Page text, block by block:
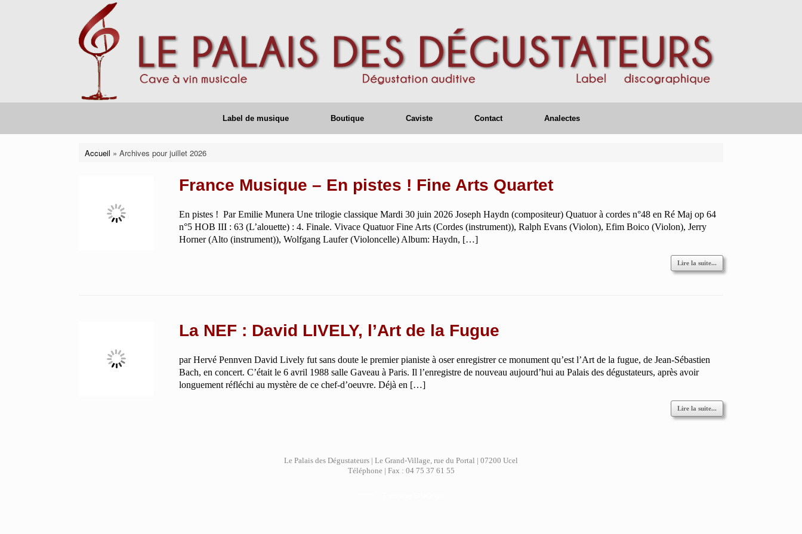
Label de musique Boutique Caviste Contact Analectes
Accueil » Archives pour juillet 2026
France Musique – En pistes ! Fine Arts Quartet
En pistes ! Par Emilie Munera Une trilogie classique Mardi 30 juin 2026 Joseph Haydn (compositeur) Quatuor à cordes n°48 en Ré Maj op 64
n°5 HOB III : 63 (L’alouette) : 4. Finale. Vivace Quatuor Fine Arts (Cordes (instrument)), Ralph Evans (Violon), Efim Boico (Violon), Jerry
Horner (Alto (instrument)), Wolfgang Laufer (Violoncelle) Album: Haydn, […]
Lire la suite...
La NEF : David LIVELY, l’Art de la Fugue
par Hervé Pennven David Lively fut sans doute le premier pianiste à oser enregistrer ce monument qu’est l’Art de la fugue, de Jean-Sébastien
Bach, en concert. C’était le 6 avril 1988 salle Gaveau à Paris. Il l’enregistre de nouveau aujourd’hui au Palais des dégustateurs, après avoir
longuement réfléchi au mystère de ce chef-d’oeuvre. Déjà en […]
Lire la suite...
Le Palais des Dégustateurs | Le Grand-Village, rue du Portal | 07200 Ucel
Téléphone | Fax : 04 75 37 61 55